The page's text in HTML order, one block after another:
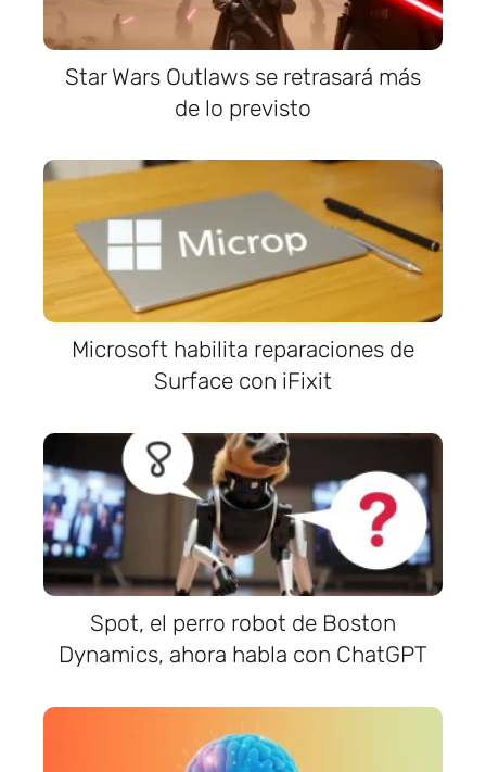
Star Wars Outlaws se retrasará más
de lo previsto
Microsoft habilita reparaciones de
Surface con iFixit
Spot, el perro robot de Boston
Dynamics, ahora habla con ChatGPT